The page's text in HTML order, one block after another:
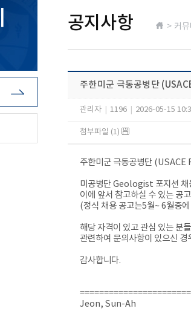
공지사항 > 커
주한미군 극동공병단
관리자 1196 2026-05-15
첨부파일 (1)
주한미군 극동공병단 (USACE
미공병단 Geologist 포지션 채
이에 앞서 참고하실 수 있는 공
(정식 채용 공고는5월~6월중에
해당 자격이 있고 관심 있는 분
관련하여 문의사항이 있으신 경
감사합니다.
Jeon, Sun-Ah